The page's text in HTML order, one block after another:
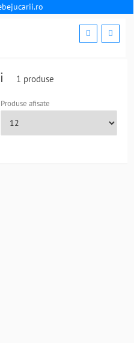
1 produse
Produse afisate